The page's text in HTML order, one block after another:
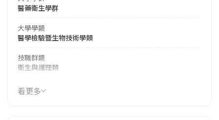
醫藥衛生學群
大學學類
醫學檢驗暨生物技術學類
技職群類
衛生與護理類
114年學費
33,975 元/學期
看更多